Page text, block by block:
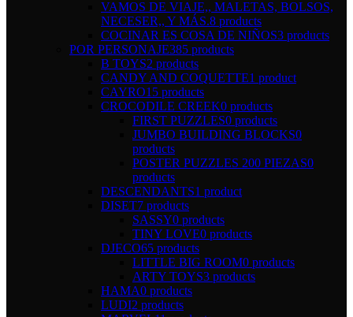
VAMOS DE VIAJE,, MALETAS, BOLSOS,
NECESER,, Y MÁS.8 products
COCINAR ES COSA DE NIÑOS3 products
POR PERSONAJE385 products
B TOYS2 products
CANDY AND COQUETTE1 product
CAYRO15 products
CROCODILE CREEK0 products
FIRST PUZZLES0 products
JUMBO BUILDING BLOCKS0
products
POSTER PUZZLES 200 PIEZAS0
products
DESCENDANTS1 product
DISET7 products
SASSY0 products
TINY LOVE0 products
DJECO65 products
LITTLE BIG ROOM0 products
ARTY TOYS3 products
HAMA0 products
LUDI2 products